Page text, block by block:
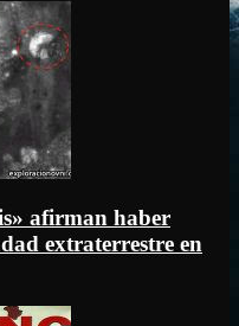
afirman haber
extraterrestre en